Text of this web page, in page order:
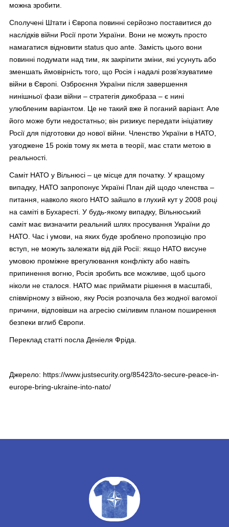
можна зробити.
Сполучені Штати і Європа повинні серйозно поставитися до
наслідків війни Росії проти України. Вони не можуть просто
намагатися відновити status quo ante. Замість цього вони
повинні подумати над тим, як закріпити зміни, які усунуть або
зменшать ймовірність того, що Росія і надалі розв’язуватиме
війни в Європі. Озброєння України після завершення
нинішньої фази війни – стратегія дикобраза – є нині
улюбленим варіантом. Це не такий вже й поганий варіант. Але
його може бути недостатньо; він ризикує передати ініціативу
Росії для підготовки до нової війни. Членство України в НАТО,
узгоджене 15 років тому як мета в теорії, має стати метою в
реальності.
Саміт НАТО у Вільнюсі – це місце для початку. У кращому
випадку, НАТО запропонує Україні План дій щодо членства –
питання, навколо якого НАТО зайшло в глухий кут у 2008 році
на саміті в Бухаресті. У будь-якому випадку, Вільнюський
саміт має визначити реальний шлях просування України до
НАТО. Час і умови, на яких буде зроблено пропозицію про
вступ, не можуть залежати від дій Росії: якщо НАТО висуне
умовою проміжне врегулювання конфлікту або навіть
припинення вогню, Росія зробить все можливе, щоб цього
ніколи не сталося. НАТО має приймати рішення в масштабі,
співмірному з війною, яку Росія розпочала без жодної вагомої
причини, відповівши на агресію сміливим планом поширення
безпеки вглиб Європи.
Переклад статті посла Деніеля Фріда.
Джерело: https://www.justsecurity.org/85423/to-secure-peace-in-
europe-bring-ukraine-into-nato/